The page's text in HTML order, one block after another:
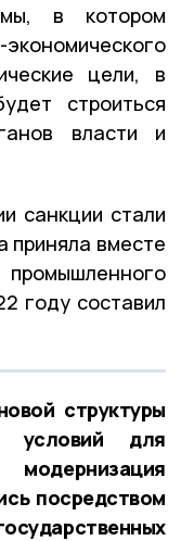
в котором
цели, в
строиться
власти и
санкции стали
приняла вместе
году составил
структуры
условий для
посредством